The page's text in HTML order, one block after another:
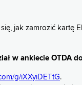
jak zamrozić kartę
w ankiecie OTDA
g/iXXyiDETtG.